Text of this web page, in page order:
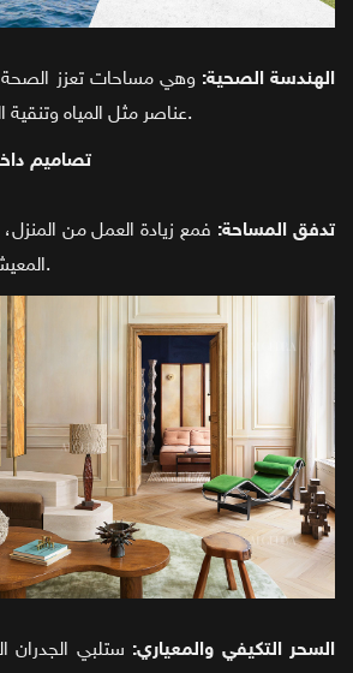
الهندسة الصحية: وهي مساحات تعزز الصحة
عناصر مثل المياه وتنقية الهواء والإضاءة العلاجية.
3.4. تصاميم
تدفق المساحة: فمع زيادة العمل من
المعيشية والعمل أكثر غموضاً.
السحر التكيفي والمعياري: ستلبي الجدران